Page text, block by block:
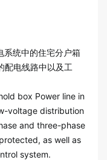
统中的住宅分户箱
配电线路中以及工
box Power line in
voltage distribution
and three-phase
as well as
system.